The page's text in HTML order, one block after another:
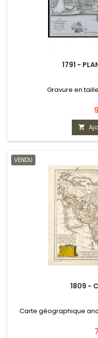
1791 -
Gravure en

VENDU
1809 -
Carte géographique